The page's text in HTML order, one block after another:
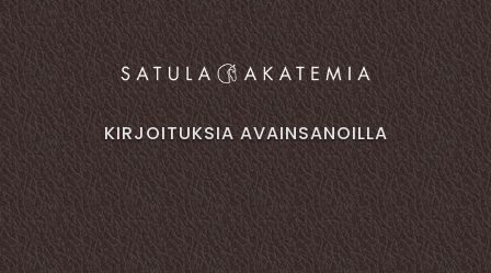
KIRJOITUKSIA AVAINSANOILLA